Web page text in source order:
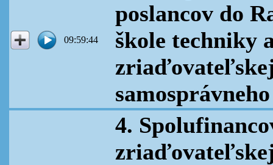
09:59:44
poslancov do
škole techniky
4.